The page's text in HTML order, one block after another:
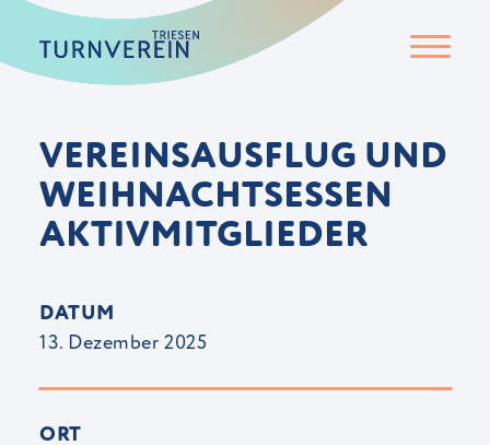
VEREINSAUSFLUG UND
WEIHNACHTSESSEN
AKTIVMITGLIEDER
DATUM
13. Dezember 2025
ORT